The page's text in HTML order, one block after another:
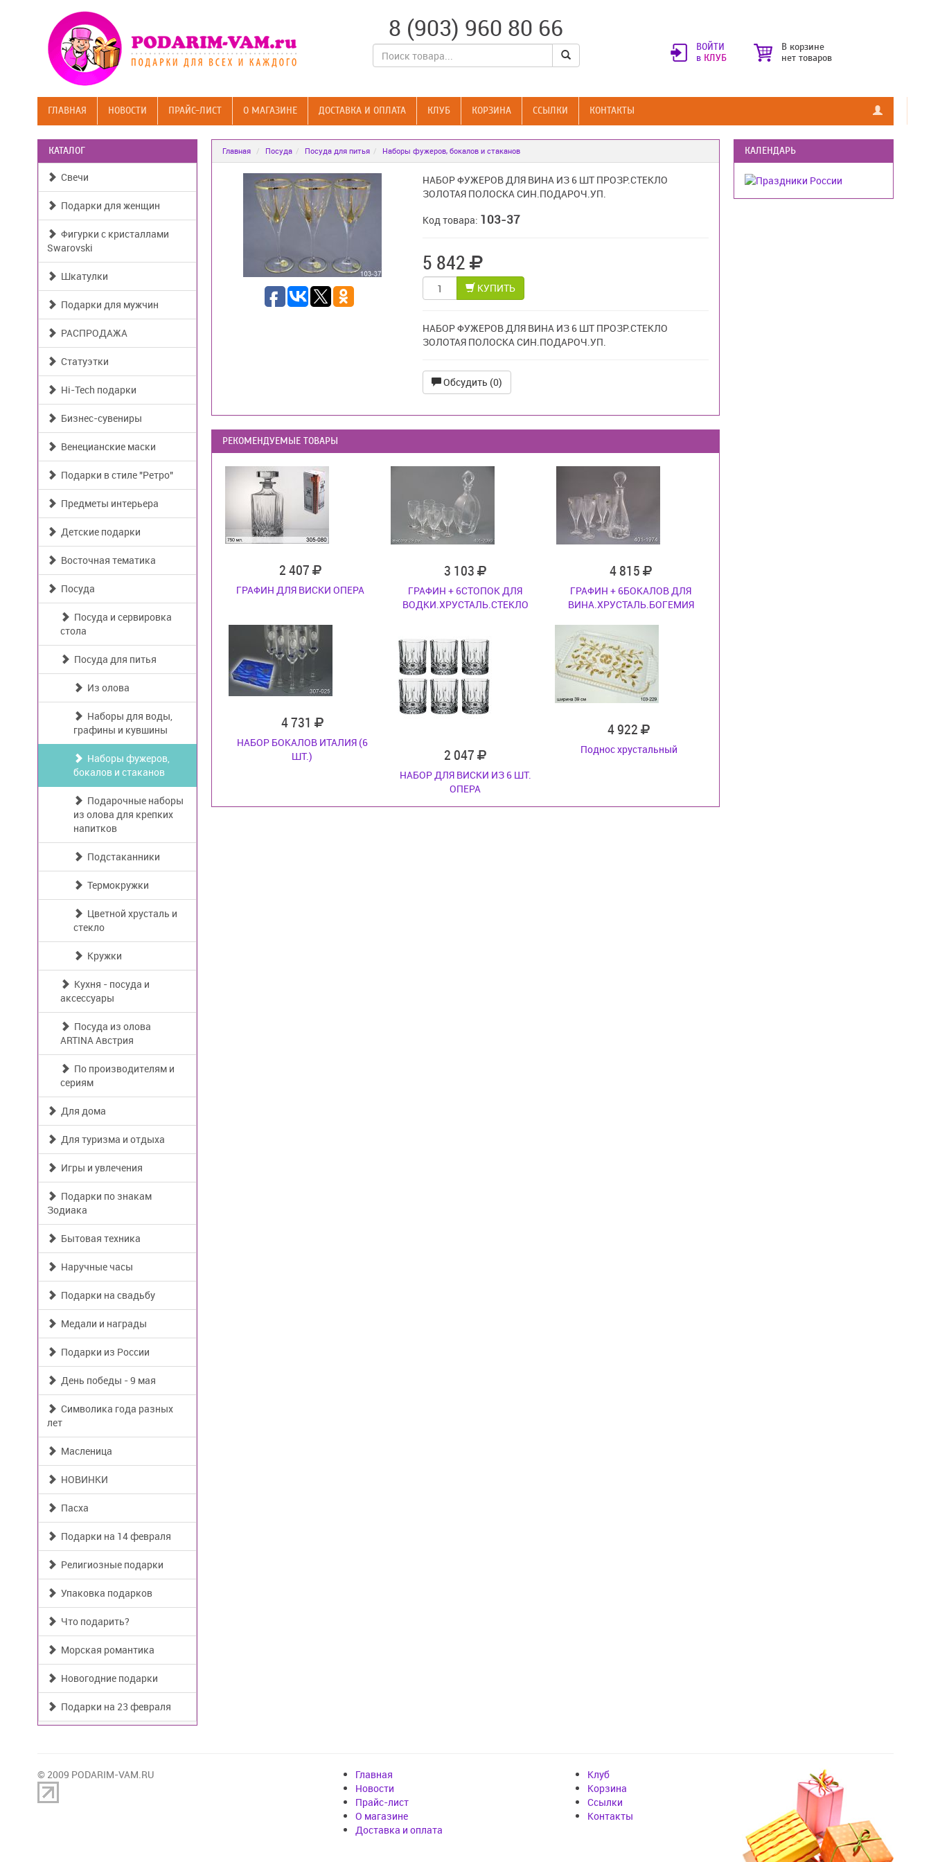
8 (903) 960 80 66
ВОЙТИ
в КЛУБ
В корзине
нет товаров
ГЛАВНАЯ НОВОСТИ ПРАЙС-ЛИСТ О МАГАЗИНЕ ДОСТАВКА И ОПЛАТА КЛУБ КОРЗИНА CСЫЛКИ КОНТАКТЫ
КАТАЛОГ
Свечи
Подарки для женщин
Фигурки с кристаллами
Swarovski
Шкатулки
Подарки для мужчин
РАСПРОДАЖА
Статуэтки
Hi-Tech подарки
Бизнес-сувениры
Венецианские маски
Подарки в стиле "Ретро"
Предметы интерьера
Детские подарки
Восточная тематика
Посуда
Посуда и сервировка
стола
Посуда для питья
Из олова
Наборы для воды,
графины и кувшины
Наборы фужеров,
бокалов и стаканов
Подарочные наборы
из олова для крепких
напитков
Подстаканники
Термокружки
Цветной хрусталь и
стекло
Кружки
Кухня - посуда и
аксессуары
Посуда из олова
ARTINA Австрия
По производителям и
сериям
Для дома
Для туризма и отдыха
Игры и увлечения
Подарки по знакам
Зодиака
Бытовая техника
Наручные часы
Подарки на свадьбу
Медали и награды
Подарки из России
День победы - 9 мая
Символика года разных
лет
Масленица
НОВИНКИ
Пасха
Подарки на 14 февраля
Религиозные подарки
Упаковка подарков
Что подарить?
Морская романтика
Новогодние подарки
Подарки на 23 февраля
Главная Посуда Посуда для питья Наборы фужеров, бокалов и стаканов
НАБОР ФУЖЕРОВ ДЛЯ ВИНА ИЗ 6 ШТ ПРОЗР.СТЕКЛО
ЗОЛОТАЯ ПОЛОСКА СИН.ПОДАРОЧ.УП.
Код товара: 103-37
5 842
КУПИТЬ
НАБОР ФУЖЕРОВ ДЛЯ ВИНА ИЗ 6 ШТ ПРОЗР.СТЕКЛО
ЗОЛОТАЯ ПОЛОСКА СИН.ПОДАРОЧ.УП.
Обсудить (0)
РЕКОМЕНДУЕМЫЕ ТОВАРЫ
2 407
ГРАФИН ДЛЯ ВИСКИ ОПЕРА
3 103
ГРАФИН + 6СТОПОК ДЛЯ
ВОДКИ.ХРУСТАЛЬ.СТЕКЛО
4 815
ГРАФИН + 6БОКАЛОВ ДЛЯ
ВИНА.ХРУСТАЛЬ.БОГЕМИЯ
4 731
НАБОР БОКАЛОВ ИТАЛИЯ (6
ШТ.)
2 047
НАБОР ДЛЯ ВИСКИ ИЗ 6 ШТ.
ОПЕРА
4 922
Поднос хрустальный
КАЛЕНДАРЬ
© 2009 PODARIM-VAM.RU
Главная
Новости
Прайс-лист
О магазине
Доставка и оплата
Клуб
Корзина
Cсылки
Контакты